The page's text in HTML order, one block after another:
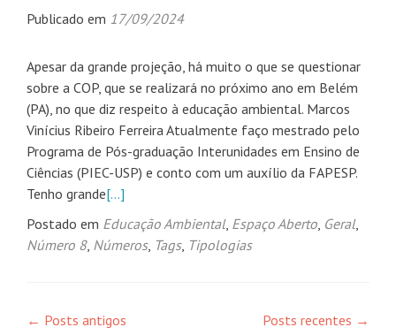
Publicado em 17/09/2024
Apesar da grande projeção, há muito o que se questionar
sobre a COP, que se realizará no próximo ano em Belém
(PA), no que diz respeito à educação ambiental. Marcos
Vinícius Ribeiro Ferreira Atualmente faço mestrado pelo
Programa de Pós-graduação Interunidades em Ensino de
Ciências (PIEC-USP) e conto com um auxílio da FAPESP.
Tenho grande[…]
Postado em Educação Ambiental, Espaço Aberto, Geral,
Número 8, Números, Tags, Tipologias
Navegação
← Posts antigos Posts recentes →